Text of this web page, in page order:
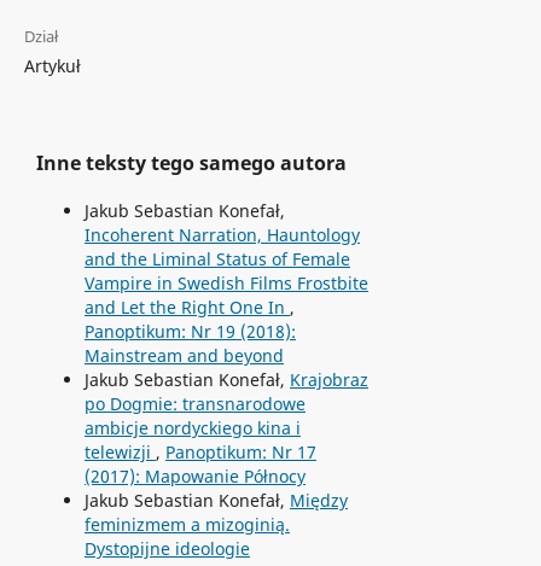
Dział
Artykuł
Inne teksty tego samego autora
Jakub Sebastian Konefał,
Incoherent Narration, Hauntology
and the Liminal Status of Female
Vampire in Swedish Films Frostbite
and Let the Right One In ,
Panoptikum: Nr 19 (2018):
Mainstream and beyond
Jakub Sebastian Konefał, Krajobraz
po Dogmie: transnarodowe
ambicje nordyckiego kina i
telewizji , Panoptikum: Nr 17
(2017): Mapowanie Północy
Jakub Sebastian Konefał, Między
feminizmem a mizoginią.
Dystopijne ideologie